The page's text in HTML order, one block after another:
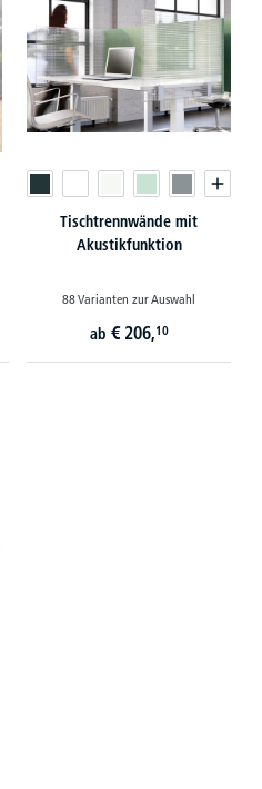
Tischtrennwände mit
Akustikfunktion
88 Varianten zur Auswahl
ab € 206,10